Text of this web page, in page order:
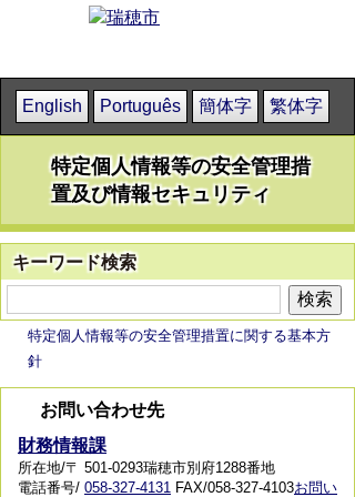
English Português 簡体字 繁体字
特定個人情報等の安全管理措
置及び情報セキュリティ
キーワード検索
特定個人情報等の安全管理措置に関する基本方
針
お問い合わせ先
財務情報課
所在地/〒 501-0293瑞穂市別府1288番地
電話番号/ 058-327-4131 FAX/058-327-4103お問い